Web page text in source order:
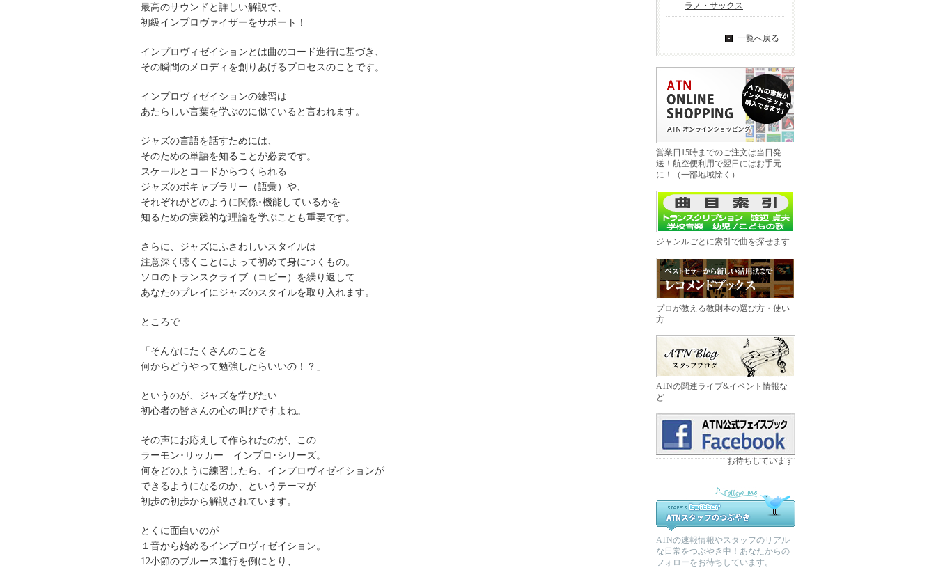
ラノ・サックス
一覧へ戻る
営業日15時までのご注文は当日発
送！航空便利用で翌日にはお手元
に！（一部地域除く）
ジャンルごとに索引で曲を探せます
プロが教える教則本の選び方・使い
方
ATNの関連ライブ&イベント情報な
ど
お待ちしています
ATNの速報情報やスタッフのリアル
な日常をつぶやき中！あなたからの
フォローをお待ちしています。
最高のサウンドと詳しい解説で、
初級インプロヴァイザーをサポート！
インプロヴィゼイションとは曲のコード進行に基づき、
その瞬間のメロディを創りあげるプロセスのことです。
インプロヴィゼイションの練習は
あたらしい言葉を学ぶのに似ていると言われます。
ジャズの言語を話すためには、
そのための単語を知ることが必要です。
スケールとコードからつくられる
ジャズのボキャブラリー（語彙）や、
それぞれがどのように関係･機能しているかを
知るための実践的な理論を学ぶことも重要です。
さらに、ジャズにふさわしいスタイルは
注意深く聴くことによって初めて身につくもの。
ソロのトランスクライブ（コピー）を繰り返して
あなたのプレイにジャズのスタイルを取り入れます。
ところで
「そんなにたくさんのことを
何からどうやって勉強したらいいの！？」
というのが、ジャズを学びたい
初心者の皆さんの心の叫びですよね。
その声にお応えして作られたのが、この
ラーモン･リッカー インプロ･シリーズ。
何をどのように練習したら、インプロヴィゼイションが
できるようになるのか、というテーマが
初歩の初歩から解説されています。
とくに面白いのが
１音から始めるインプロヴィゼイション。
12小節のブルース進行を例にとり、